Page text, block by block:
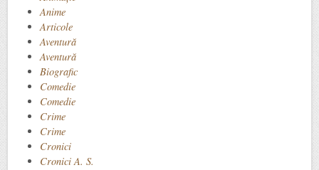
Anime
Articole
Aventură
Aventură
Biografic
Comedie
Comedie
Crime
Crime
Cronici
Cronici A. S.